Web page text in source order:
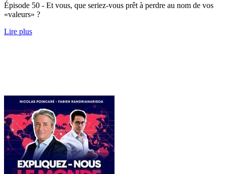
Épisode 50 - Et vous, que seriez-vous prêt à perdre au nom de vos
«valeurs» ?
Lire plus